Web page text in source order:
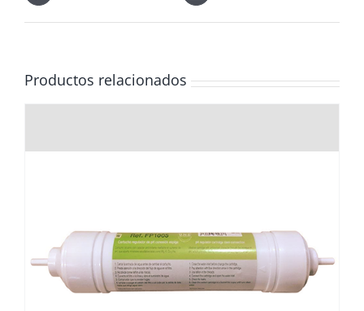
Productos relacionados